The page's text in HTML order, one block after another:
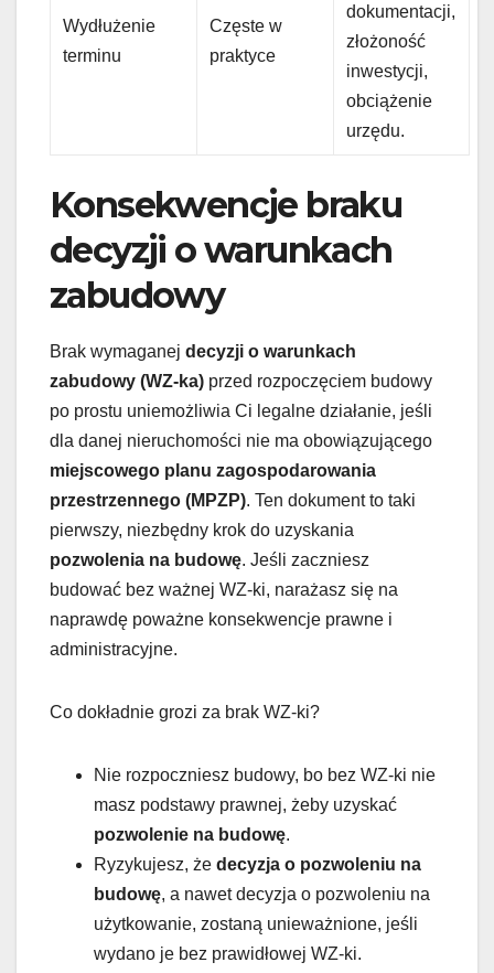
Wydłużenie
terminu
Częste w
praktyce
dokumentacji,
złożoność
inwestycji,
obciążenie
urzędu.
Konsekwencje braku
decyzji o warunkach
zabudowy
Brak wymaganej decyzji o warunkach
zabudowy (WZ-ka) przed rozpoczęciem budowy
po prostu uniemożliwia Ci legalne działanie, jeśli
dla danej nieruchomości nie ma obowiązującego
miejscowego planu zagospodarowania
przestrzennego (MPZP). Ten dokument to taki
pierwszy, niezbędny krok do uzyskania
pozwolenia na budowę. Jeśli zaczniesz
budować bez ważnej WZ-ki, narażasz się na
naprawdę poważne konsekwencje prawne i
administracyjne.
Co dokładnie grozi za brak WZ-ki?
Nie rozpoczniesz budowy, bo bez WZ-ki nie
masz podstawy prawnej, żeby uzyskać
pozwolenie na budowę.
Ryzykujesz, że decyzja o pozwoleniu na
budowę, a nawet decyzja o pozwoleniu na
użytkowanie, zostaną unieważnione, jeśli
wydano je bez prawidłowej WZ-ki.